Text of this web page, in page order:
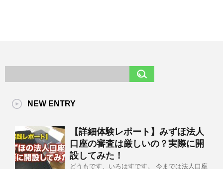
NEW ENTRY
【詳細体験レポート】みずほ法人
口座の審査は厳しいの？実際に開
設してみた！
どうもです、いろはすです。 今までは法人口座